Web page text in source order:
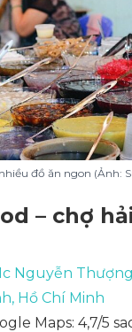
đồ ăn ngon (Ảnh:
– chợ
Nguyễn
Hồ Chí Minh
Maps: 4,7/5